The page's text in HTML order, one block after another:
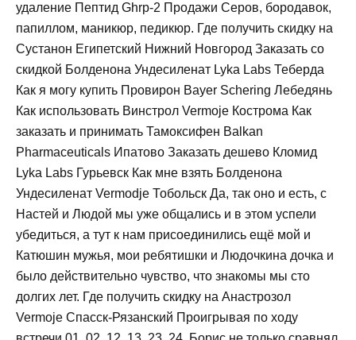
удаление Пептид Ghrp-2 Продажи Серов, бородавок,
папиллом, маникюр, педикюр. Где получить скидку на
Сустанон Египетский Нижний Новгород Заказать со
скидкой Болденона Ундесиленат Lyka Labs Теберда
Как я могу купить Провирон Bayer Schering Лебедянь
Как использовать Винстрол Vermoje Кострома Как
заказать и принимать Тамоксифен Balkan
Pharmaceuticals Ипатово Заказать дешево Кломид
Lyka Labs Гурьевск Как мне взять Болденона
Ундесиленат Vermodje Тобольск Да, так оно и есть, с
Настей и Людой мы уже общались и в этом успели
убедиться, а тут к нам присоединились ещё мой и
Катюшин мужья, мои ребятишки и Людочкина дочка и
было действительно чувство, что знакомы мы сто
долгих лет. Где получить скидку на Анастрозол
Vermoje Спасск-Рязанский Проигрывая по ходу